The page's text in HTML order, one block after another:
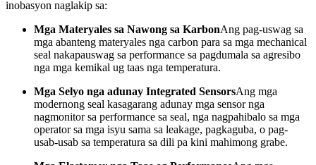
inobasyon naglakip sa:
Mga Materyales sa Nawong sa KarbonAng pag-uswag sa
mga abanteng materyales nga carbon para sa mga mechanical
seal nakapauswag sa performance sa pagdumala sa agresibo
nga mga kemikal ug taas nga temperatura.
Mga Selyo nga adunay Integrated SensorsAng mga
modernong seal kasagarang adunay mga sensor nga
nagmonitor sa performance sa seal, nga nagpahibalo sa mga
operator sa mga isyu sama sa leakage, pagkaguba, o pag-
usab-usab sa temperatura sa dili pa kini mahimong grabe.